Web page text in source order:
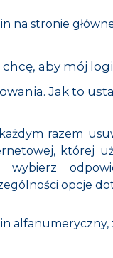
na stronie
chcę, aby mój
Jak to
razem
której
wybierz
opcje
alfanumeryczny,